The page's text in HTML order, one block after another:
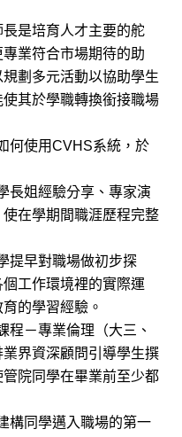
是培育人才主要的舵
業符合市場期待的助
劃多元活動以協助學生
其於學職轉換銜接職場
何使用CVHS系統，於
長姐經驗分享、專家演
在學期間職涯歷程完整
提早對職場做初步探
工作環境裡的實際運
的學習經驗。
程－專業倫理（大三、
界資深顧問引導學生撰
院同學在畢業前至少都
構同學邁入職場的第一